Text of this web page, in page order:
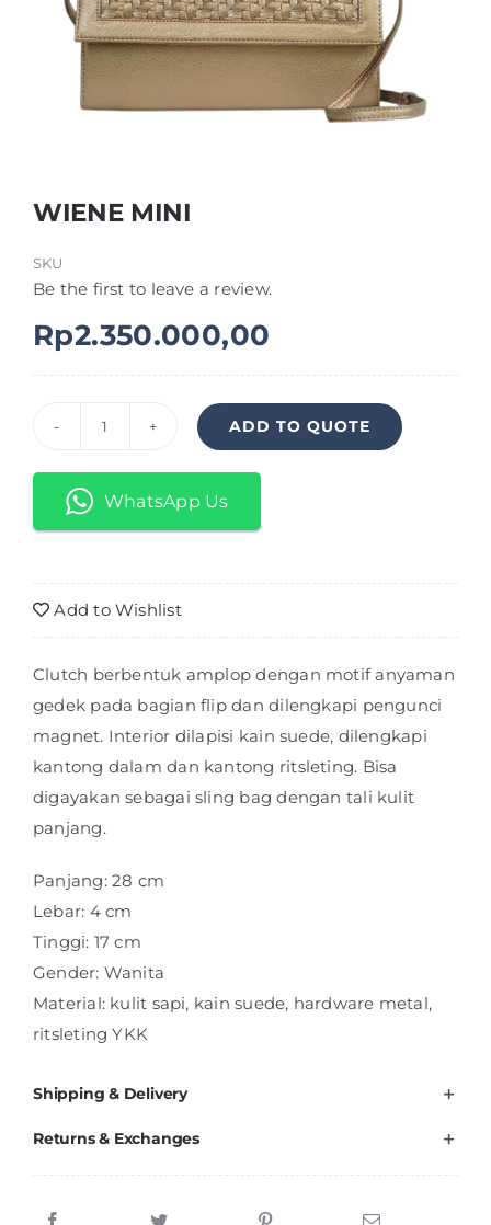
WIENE MINI
SKU
Be the first to leave a review.
Rp2.350.000,00
WIENE
MINI
ADD TO QUOTE
WhatsApp Us
Add to Wishlist
Clutch berbentuk amplop dengan motif anyaman
gedek pada bagian flip dan dilengkapi pengunci
magnet. Interior dilapisi kain suede, dilengkapi
kantong dalam dan kantong ritsleting. Bisa
digayakan sebagai sling bag dengan tali kulit
panjang.
Panjang: 28 cm
Lebar: 4 cm
Tinggi: 17 cm
Gender: Wanita
Material: kulit sapi, kain suede, hardware metal,
ritsleting YKK
Shipping & Delivery
Returns & Exchanges